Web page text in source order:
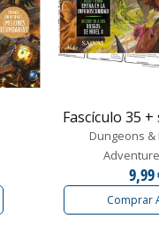
Fascículo 35 +
Dungeons &
9,99
Comprar